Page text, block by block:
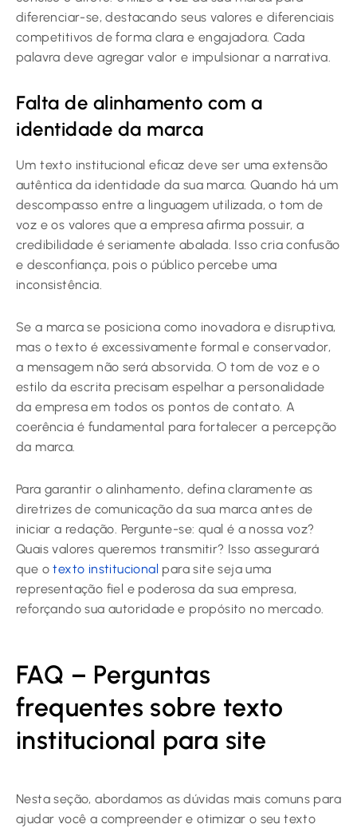
diferenciar-se, destacando seus valores e diferenciais
competitivos de forma clara e engajadora. Cada
palavra deve agregar valor e impulsionar a narrativa.
Falta de alinhamento com a
identidade da marca
Um texto institucional eficaz deve ser uma extensão
autêntica da identidade da sua marca. Quando há um
descompasso entre a linguagem utilizada, o tom de
voz e os valores que a empresa afirma possuir, a
credibilidade é seriamente abalada. Isso cria confusão
e desconfiança, pois o público percebe uma
inconsistência.
Se a marca se posiciona como inovadora e disruptiva,
mas o texto é excessivamente formal e conservador,
a mensagem não será absorvida. O tom de voz e o
estilo da escrita precisam espelhar a personalidade
da empresa em todos os pontos de contato. A
coerência é fundamental para fortalecer a percepção
da marca.
Para garantir o alinhamento, defina claramente as
diretrizes de comunicação da sua marca antes de
iniciar a redação. Pergunte-se: qual é a nossa voz?
Quais valores queremos transmitir? Isso assegurará
que otexto institucional para site seja uma
representação fiel e poderosa da sua empresa,
reforçando sua autoridade e propósito no mercado.
FAQ – Perguntas
frequentes sobre texto
institucional para site
Nesta seção, abordamos as dúvidas mais comuns para
ajudar você a compreender e otimizar o seu texto